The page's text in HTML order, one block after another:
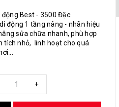
Best - 3500 Đặc
động 1 tầng nâng - nhãn hiệu
sửa chữa nhanh, phù hợp
tích nhỏ, linh hoạt cho quá
+